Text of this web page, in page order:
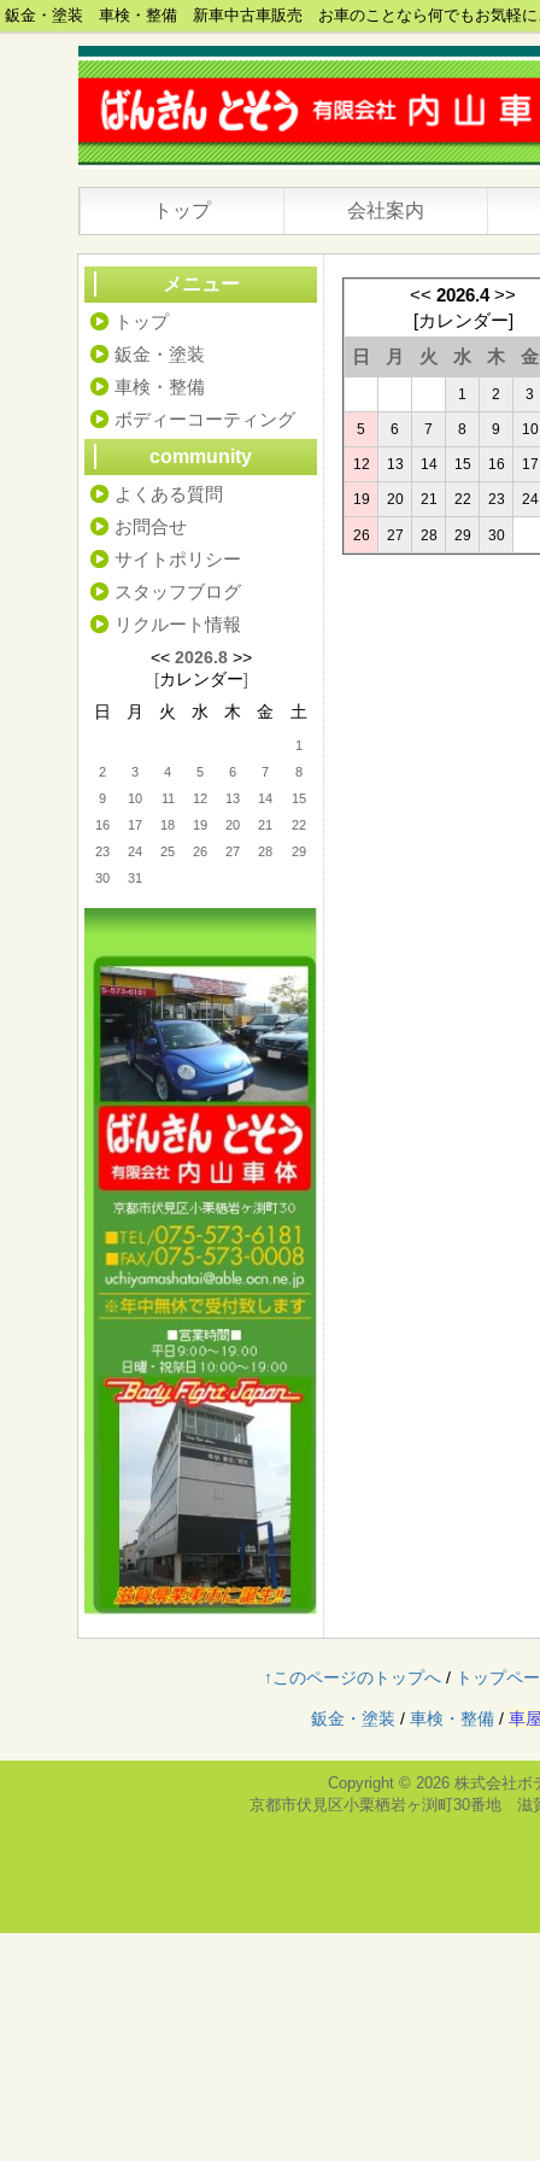
鈑金・塗装 車検・整備 新車中古車販売 お車のことなら何でもお気軽に
トップ 会社案内
<< 2026.4 >>
[カレンダー]
日
月 火 水 木 金
1 2 3
5 6 7 8 9 10
12 13 14 15 16 17
19 20 21 22 23 24
26 27 28 29 30
メニュー
トップ
鈑金・塗装
車検・整備
ボディーコーティング
community
よくある質問
お問合せ
サイトポリシー
スタッフブログ
リクルート情報
<< 2026.8 >>
[カレンダー]
日
月 火 水 木 金 土
1
2
3 4 5 6 7
8
9
10 11 12 13 14
15
16
17 18 19 20 21
22
23
24 25 26 27 28
29
30
31
↑このページのトップへ/ トップペ
鈑金・塗装 / 車検・整備 / 車
Copyright © 2026 株式会社ボ
京都市伏見区小栗栖岩ヶ渕町30番地 滋